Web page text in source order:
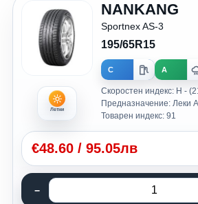
Летни
NANKANG
Sportnex AS-3
195/65R15
C A
Скоростен индекс: H -
Предназначение: Леки
Товарен индекс: 91
€48.60 / 95.05лв